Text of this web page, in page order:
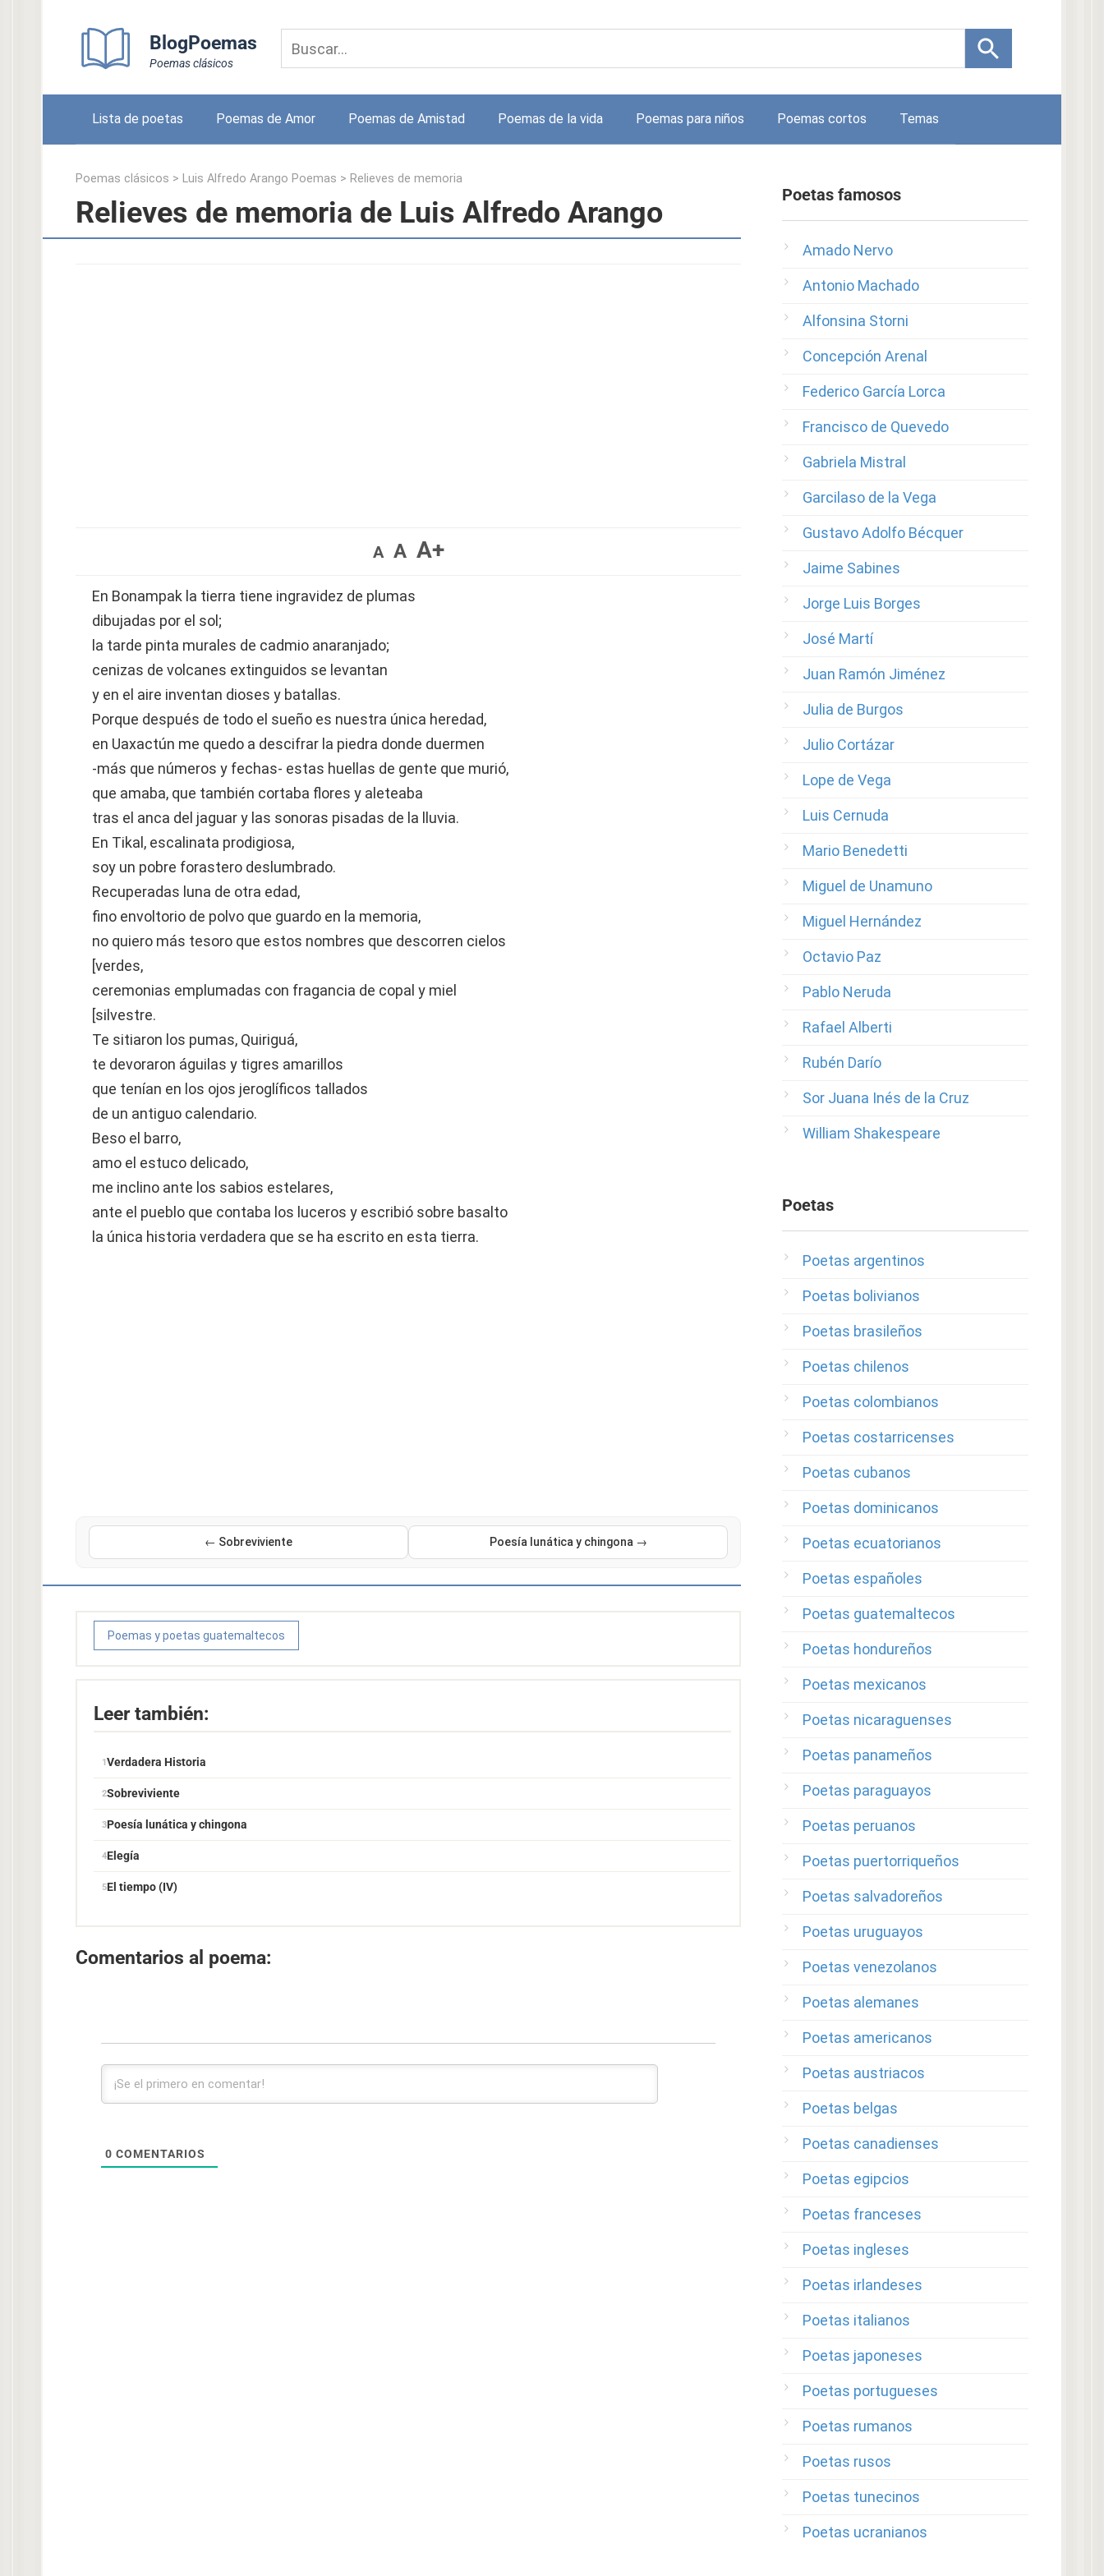
BlogPoemas
Poemas clásicos
Lista de poetas Poemas de Amor Poemas de Amistad Poemas de la vida Poemas para niños Poemas cortos Temas
Poemas clásicos > Luis Alfredo Arango Poemas > Relieves de memoria
Relieves de memoria de Luis Alfredo Arango
A A A+
En Bonampak la tierra tiene ingravidez de plumas
dibujadas por el sol;
la tarde pinta murales de cadmio anaranjado;
cenizas de volcanes extinguidos se levantan
y en el aire inventan dioses y batallas.
Porque después de todo el sueño es nuestra única heredad,
en Uaxactún me quedo a descifrar la piedra donde duermen
-más que números y fechas- estas huellas de gente que murió,
que amaba, que también cortaba flores y aleteaba
tras el anca del jaguar y las sonoras pisadas de la lluvia.
En Tikal, escalinata prodigiosa,
soy un pobre forastero deslumbrado.
Recuperadas luna de otra edad,
fino envoltorio de polvo que guardo en la memoria,
no quiero más tesoro que estos nombres que descorren cielos
[verdes,
ceremonias emplumadas con fragancia de copal y miel
[silvestre.
Te sitiaron los pumas, Quiriguá,
te devoraron águilas y tigres amarillos
que tenían en los ojos jeroglíficos tallados
de un antiguo calendario.
Beso el barro,
amo el estuco delicado,
me inclino ante los sabios estelares,
ante el pueblo que contaba los luceros y escribió sobre basalto
la única historia verdadera que se ha escrito en esta tierra.
← Sobreviviente Poesía lunática y chingona →
Poemas y poetas guatemaltecos
Leer también:
Verdadera Historia
Sobreviviente
Poesía lunática y chingona
Elegía
El tiempo (IV)
Comentarios al poema:
0 COMENTARIOS
Poetas famosos
Amado Nervo
Antonio Machado
Alfonsina Storni
Concepción Arenal
Federico García Lorca
Francisco de Quevedo
Gabriela Mistral
Garcilaso de la Vega
Gustavo Adolfo Bécquer
Jaime Sabines
Jorge Luis Borges
José Martí
Juan Ramón Jiménez
Julia de Burgos
Julio Cortázar
Lope de Vega
Luis Cernuda
Mario Benedetti
Miguel de Unamuno
Miguel Hernández
Octavio Paz
Pablo Neruda
Rafael Alberti
Rubén Darío
Sor Juana Inés de la Cruz
William Shakespeare
Poetas
Poetas argentinos
Poetas bolivianos
Poetas brasileños
Poetas chilenos
Poetas colombianos
Poetas costarricenses
Poetas cubanos
Poetas dominicanos
Poetas ecuatorianos
Poetas españoles
Poetas guatemaltecos
Poetas hondureños
Poetas mexicanos
Poetas nicaraguenses
Poetas panameños
Poetas paraguayos
Poetas peruanos
Poetas puertorriqueños
Poetas salvadoreños
Poetas uruguayos
Poetas venezolanos
Poetas alemanes
Poetas americanos
Poetas austriacos
Poetas belgas
Poetas canadienses
Poetas egipcios
Poetas franceses
Poetas ingleses
Poetas irlandeses
Poetas italianos
Poetas japoneses
Poetas portugueses
Poetas rumanos
Poetas rusos
Poetas tunecinos
Poetas ucranianos